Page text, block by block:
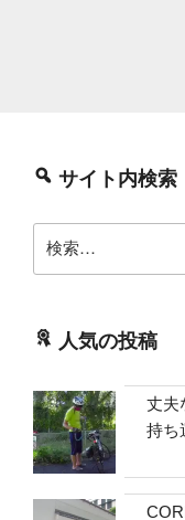
サイト内検索
索:
人気の投稿
丈夫
持ち